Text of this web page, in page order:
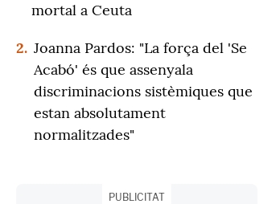
mortal a Ceuta
2. Joanna Pardos: "La força del 'Se
Acabó' és que assenyala
discriminacions sistèmiques que
estan absolutament
normalitzades"
PUBLICITAT